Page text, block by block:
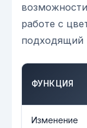
работе с
подходящий
ФУНКЦИЯ
Изменение